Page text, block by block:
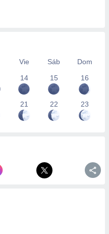
Vie Sáb
Dom
14 15 16
21 22 23